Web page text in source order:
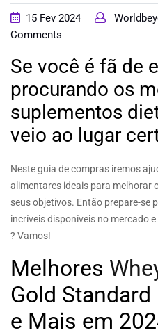
EMPREENDEDORISMO
RELACIONAMENTO
BLOG
15 Fev 2024
Comments
Se você é fã de
procurando os
suplementos
veio ao lugar
Neste guia de compras iremos
alimentares ideais para melhorar
seus objetivos. Então prepare-se
incríveis disponíveis no mercado
? Vamos!
Melhores
Gold
e Mais em